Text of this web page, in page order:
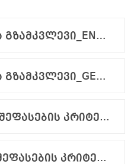
1.1. ავტორთა გზამკვლევი_ENG.pdf
1.2. ავტორთა გზამკვლევი_GEO.pdf
2.1. სტატიის შეფასების კრიტერიუმები_ENG.pdf
2.2.სტატიის შეფასების კრიტერიუმები_GEO.pdf